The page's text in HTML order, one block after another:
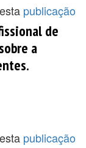
publicação
de
a
publicação